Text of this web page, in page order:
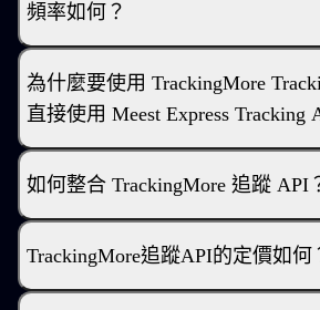
頻率如何？
為什麼要使用 TrackingMore
直接使用 Meest Express Tracking
如何整合 TrackingMore 追蹤 API
TrackingMore追蹤API的定價如何